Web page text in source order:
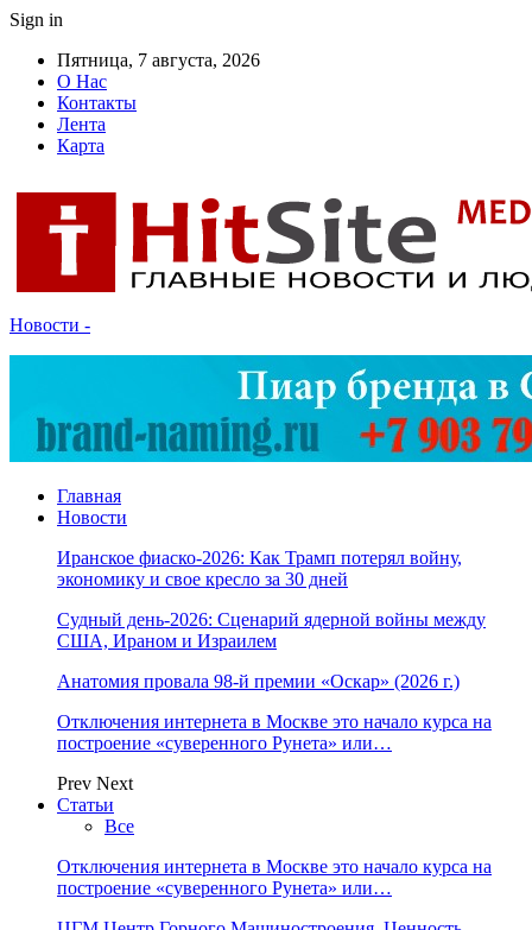
Sign in
Пятница, 7 августа, 2026
О Нас
Контакты
Лента
Карта
Новости -
Главная
Новости
Иранское фиаско-2026: Как Трамп потерял войну,
экономику и свое кресло за 30 дней
Судный день-2026: Сценарий ядерной войны между
США, Ираном и Израилем
Анатомия провала 98-й премии «Оскар» (2026 г.)
Отключения интернета в Москве это начало курса на
построение «суверенного Рунета» или…
Prev Next
Статьи
Все
Отключения интернета в Москве это начало курса на
построение «суверенного Рунета» или…